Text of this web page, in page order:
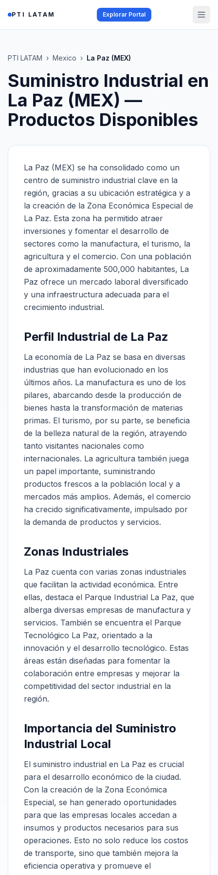
PTI LATAM Explorar Portal
PTI LATAM › Mexico › La Paz (MEX)
Suministro Industrial en
La Paz (MEX) —
Productos Disponibles
La Paz (MEX) se ha consolidado como un
centro de suministro industrial clave en la
región, gracias a su ubicación estratégica y a
la creación de la Zona Económica Especial de
La Paz. Esta zona ha permitido atraer
inversiones y fomentar el desarrollo de
sectores como la manufactura, el turismo, la
agricultura y el comercio. Con una población
de aproximadamente 500,000 habitantes, La
Paz ofrece un mercado laboral diversificado
y una infraestructura adecuada para el
crecimiento industrial.
Perfil Industrial de La Paz
La economía de La Paz se basa en diversas
industrias que han evolucionado en los
últimos años. La manufactura es uno de los
pilares, abarcando desde la producción de
bienes hasta la transformación de materias
primas. El turismo, por su parte, se beneficia
de la belleza natural de la región, atrayendo
tanto visitantes nacionales como
internacionales. La agricultura también juega
un papel importante, suministrando
productos frescos a la población local y a
mercados más amplios. Además, el comercio
ha crecido significativamente, impulsado por
la demanda de productos y servicios.
Zonas Industriales
La Paz cuenta con varias zonas industriales
que facilitan la actividad económica. Entre
ellas, destaca el Parque Industrial La Paz, que
alberga diversas empresas de manufactura y
servicios. También se encuentra el Parque
Tecnológico La Paz, orientado a la
innovación y el desarrollo tecnológico. Estas
áreas están diseñadas para fomentar la
colaboración entre empresas y mejorar la
competitividad del sector industrial en la
región.
Importancia del Suministro
Industrial Local
El suministro industrial en La Paz es crucial
para el desarrollo económico de la ciudad.
Con la creación de la Zona Económica
Especial, se han generado oportunidades
para que las empresas locales accedan a
insumos y productos necesarios para sus
operaciones. Esto no solo reduce los costos
de transporte, sino que también mejora la
eficiencia operativa y promueve el